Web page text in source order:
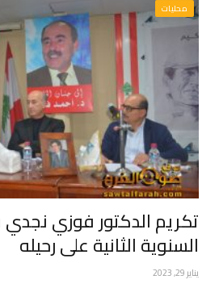
محليات
تكريم الدكتور فوزي
السنوية الثانية على رحيله
يناير 29, 2023